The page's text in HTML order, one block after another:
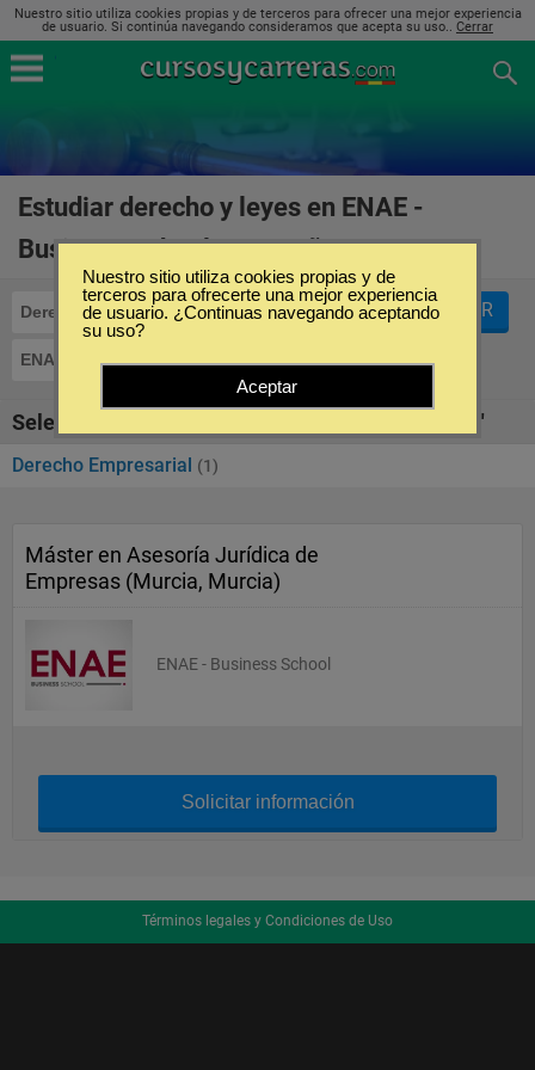
Nuestro sitio utiliza cookies propias y de terceros para ofrecer una mejor experiencia
de usuario. Si continúa navegando consideramos que acepta su uso.. Cerrar
Estudiar derecho y leyes en ENAE -
Business School en España
Derecho y Leyes
ENAE - Business School
FILTRAR
Seleccione la SubCategoría de "Derecho y Leyes"
Derecho Empresarial (1)
Máster en Asesoría Jurídica de
Empresas (Murcia, Murcia)
ENAE - Business School
Solicitar información
Términos legales y Condiciones de Uso
Nuestro sitio utiliza cookies propias y de
terceros para ofrecerte una mejor experiencia
de usuario. ¿Continuas navegando aceptando
su uso?
Aceptar